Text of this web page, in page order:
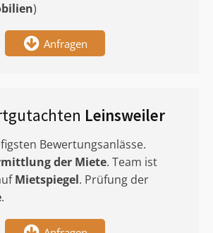
)
Anfragen
Leinsweiler
Bewertungsanlässe.
der Miete. Team ist
Mietspiegel. Prüfung der
.